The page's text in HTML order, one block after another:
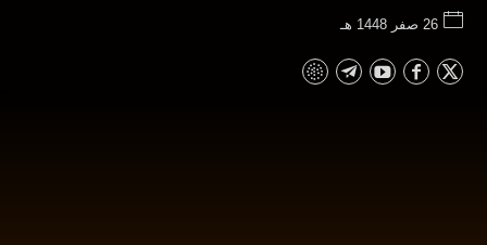
26 صفر 1448 هـ